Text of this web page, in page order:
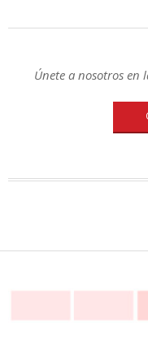
Únete a nosotros